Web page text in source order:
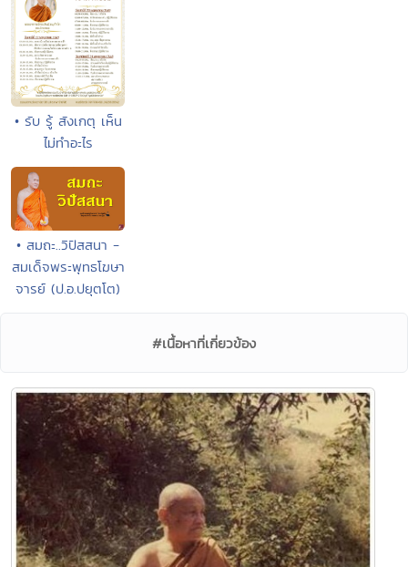
• รับ รู้ สังเกตุ เห็น
ไม่ทำอะไร
• สมถะ..วิปัสสนา -
สมเด็จพระพุทธโฆษา
จารย์ (ป.อ.ปยุตโต)
#เนื้อหาที่เกี่ยวข้อง